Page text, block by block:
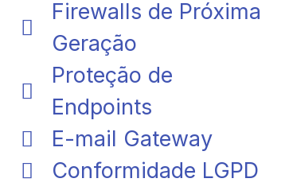
Firewalls de Próxima
Geração
Proteção de
Endpoints
E-mail Gateway
Conformidade LGPD